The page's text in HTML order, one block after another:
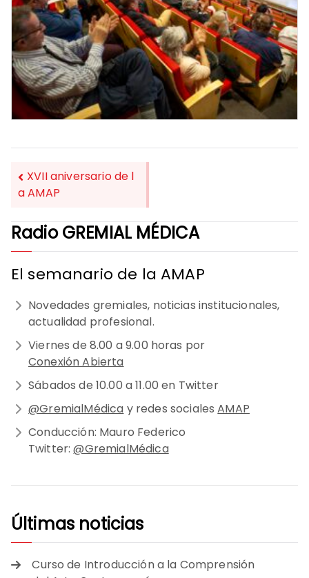
NAVEGACIÓN
DE
XVII aniversario de l
a AMAP
Radio GREMIAL MÉDICA
El semanario de la AMAP
Novedades gremiales, noticias institucionales,
actualidad profesional.
Viernes de 8.00 a 9.00 horas por
Conexión Abierta
Sábados de 10.00 a 11.00 en Twitter
@GremialMédica y redes socialesAMAP
Conducción: Mauro Federico
Twitter:@GremialMédica
Últimas noticias
Curso de Introducción a la Comprensión